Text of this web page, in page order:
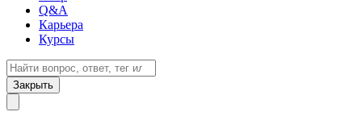
Q&A
Карьера
Курсы
Закрыть